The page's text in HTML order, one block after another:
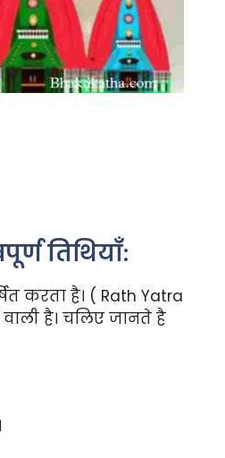
तिथियाँ:
करता है। ( Rath Yatra
है। चलिए जानते है